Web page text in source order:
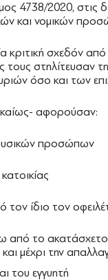
4738/2020, στις
και νομικών
κριτική σχεδόν
τους στηλίτευσαν
όσο και των
αφορούσαν:
προσώπων
ίδιο τον
το ακατάσχετο
μέχρι την
του εγγυητή